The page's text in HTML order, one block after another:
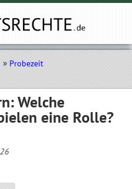
Probezeit
Welche
eine Rolle?